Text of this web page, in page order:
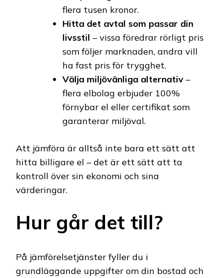
flera tusen kronor.
Hitta det avtal som passar din
livsstil – vissa föredrar rörligt pris
som följer marknaden, andra vill
ha fast pris för trygghet.
Välja miljövänliga alternativ –
flera elbolag erbjuder 100%
förnybar el eller certifikat som
garanterar miljöval.
Att jämföra är alltså inte bara ett sätt att
hitta billigare el – det är ett sätt att ta
kontroll över sin ekonomi och sina
värderingar.
Hur går det till?
På jämförelsetjänster fyller du i
grundläggande uppgifter om din bostad och